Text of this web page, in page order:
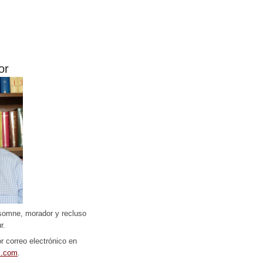
morador y recluso
correo electrónico en